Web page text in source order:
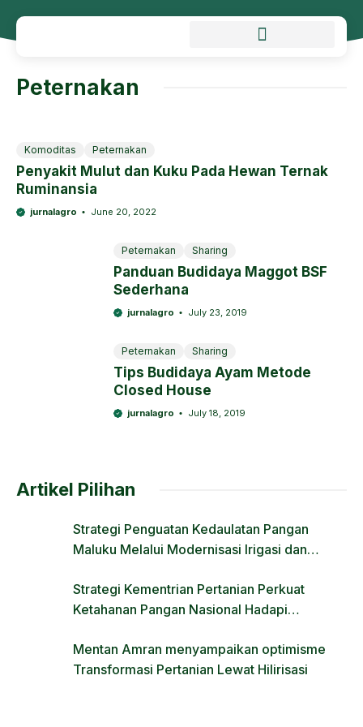
Peternakan
Komoditas Peternakan
Penyakit Mulut dan Kuku Pada Hewan Ternak
Ruminansia
jurnalagro June 20, 2022
Peternakan Sharing
Panduan Budidaya Maggot BSF
Sederhana
jurnalagro July 23, 2019
Peternakan Sharing
Tips Budidaya Ayam Metode
Closed House
jurnalagro July 18, 2019
Artikel Pilihan
Strategi Penguatan Kedaulatan Pangan
Maluku Melalui Modernisasi Irigasi dan
Strategi Kementrian Pertanian Perkuat
Ketahanan Pangan Nasional Hadapi
Mentan Amran menyampaikan optimisme
Transformasi Pertanian Lewat Hilirisasi